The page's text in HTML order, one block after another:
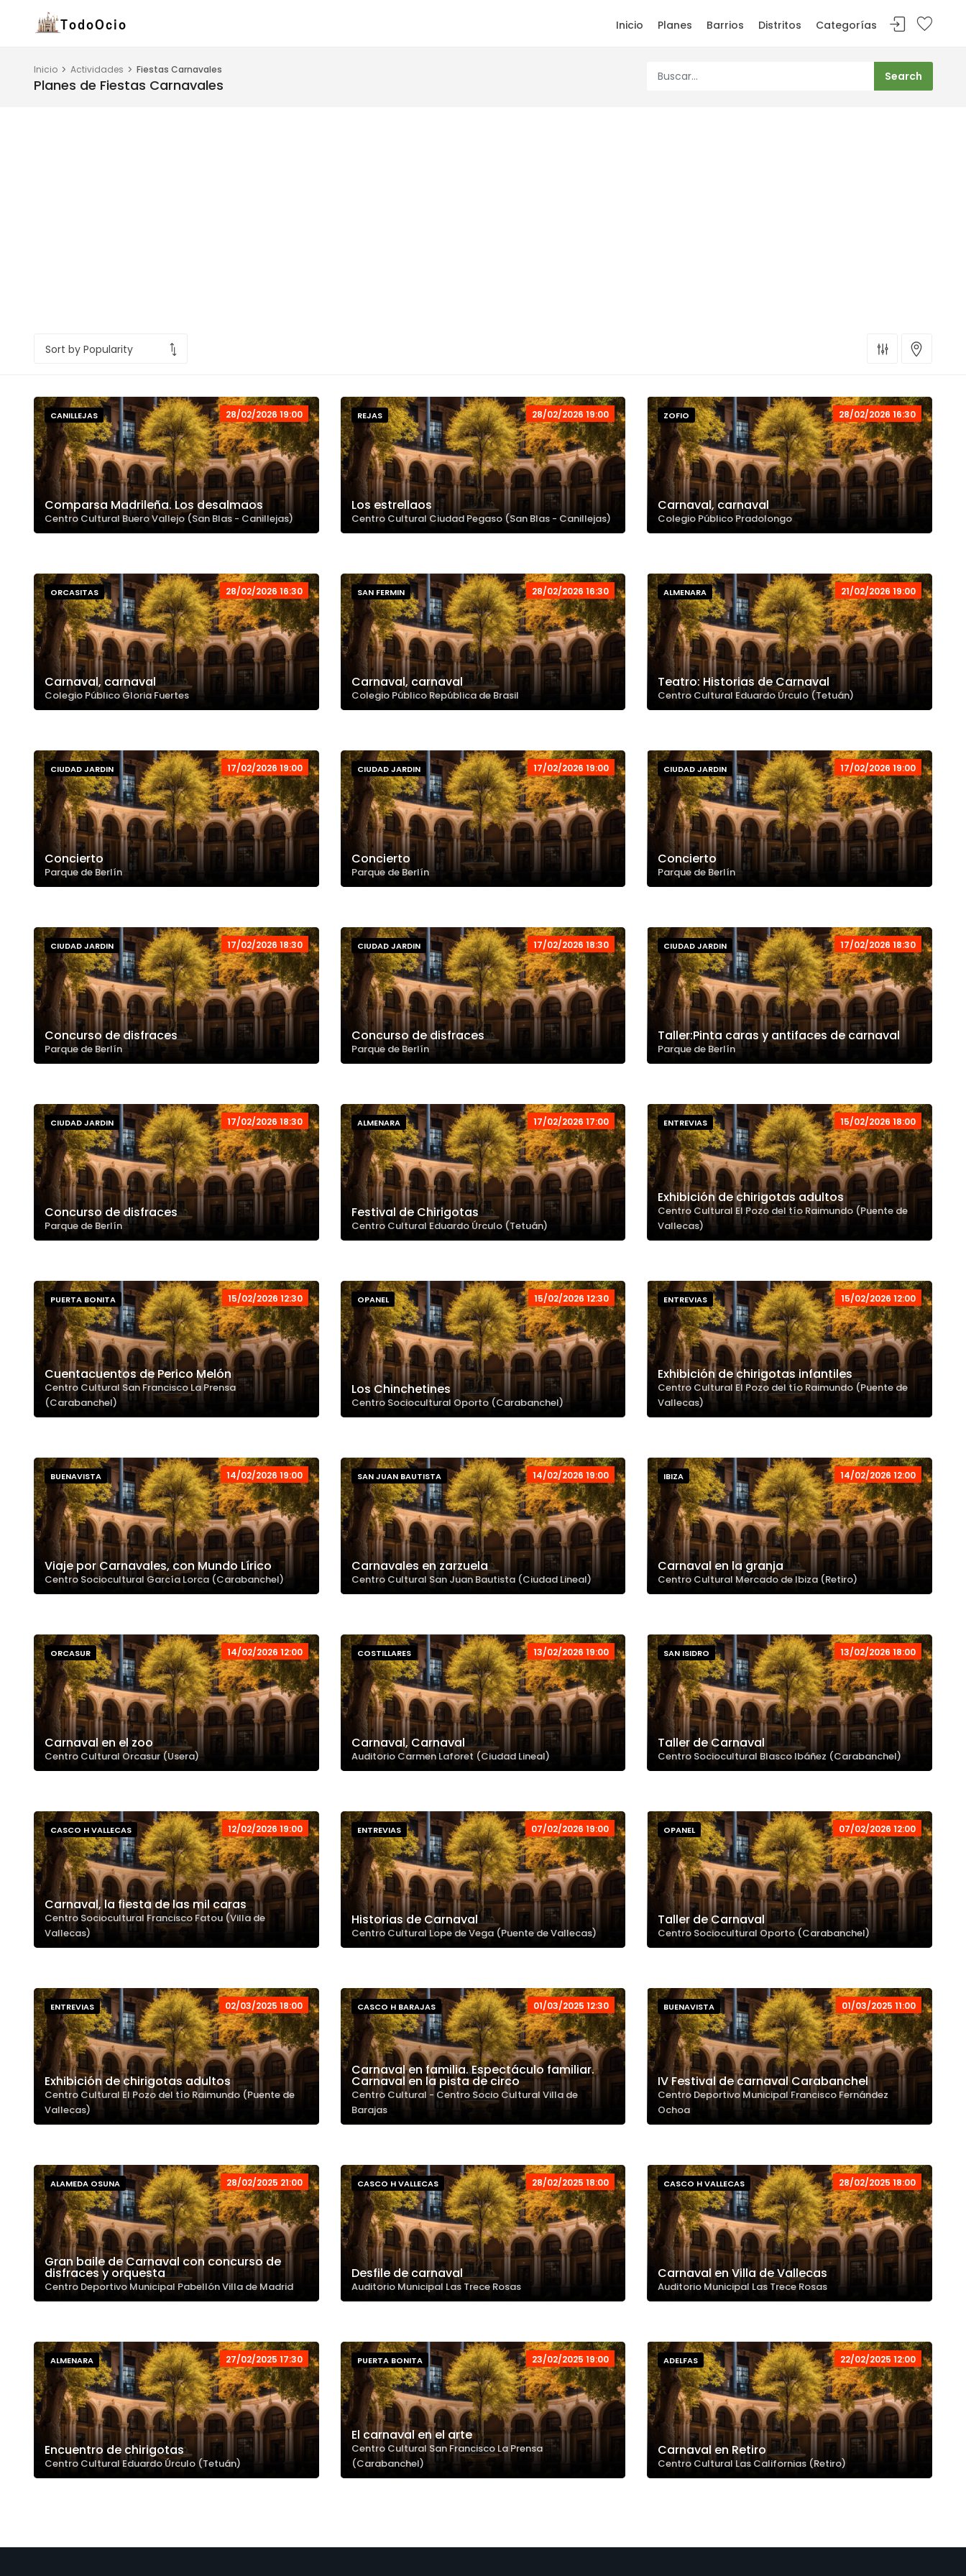
Inicio Planes Barrios Distritos Categorías
Inicio Actividades Fiestas Carnavales
Planes de Fiestas Carnavales
28/02/2026 19:00
CANILLEJAS
Comparsa Madrileña. Los desalmaos
Centro Cultural Buero Vallejo (San Blas - Canillejas)
28/02/2026 19:00
REJAS
Los estrellaos
Centro Cultural Ciudad Pegaso (San Blas - Canillejas)
28/02/2026 16:30
ZOFIO
Carnaval, carnaval
Colegio Público Pradolongo
28/02/2026 16:30
ORCASITAS
Carnaval, carnaval
Colegio Público Gloria Fuertes
28/02/2026 16:30
SAN FERMIN
Carnaval, carnaval
Colegio Público República de Brasil
21/02/2026 19:00
ALMENARA
Teatro: Historias de Carnaval
Centro Cultural Eduardo Úrculo (Tetuán)
17/02/2026 19:00
CIUDAD JARDIN
Concierto
Parque de Berlín
17/02/2026 19:00
CIUDAD JARDIN
Concierto
Parque de Berlín
17/02/2026 19:00
CIUDAD JARDIN
Concierto
Parque de Berlín
17/02/2026 18:30
CIUDAD JARDIN
Concurso de disfraces
Parque de Berlín
17/02/2026 18:30
CIUDAD JARDIN
Concurso de disfraces
Parque de Berlín
17/02/2026 18:30
CIUDAD JARDIN
Taller:Pinta caras y antifaces de carnaval
Parque de Berlín
17/02/2026 18:30
CIUDAD JARDIN
Concurso de disfraces
Parque de Berlín
17/02/2026 17:00
ALMENARA
Festival de Chirigotas
Centro Cultural Eduardo Úrculo (Tetuán)
15/02/2026 18:00
ENTREVIAS
Exhibición de chirigotas adultos
Centro Cultural El Pozo del tío Raimundo (Puente de
Vallecas)
15/02/2026 12:30
PUERTA BONITA
Cuentacuentos de Perico Melón
Centro Cultural San Francisco La Prensa
(Carabanchel)
15/02/2026 12:30
OPANEL
Los Chinchetines
Centro Sociocultural Oporto (Carabanchel)
15/02/2026 12:00
ENTREVIAS
Exhibición de chirigotas infantiles
Centro Cultural El Pozo del tío Raimundo (Puente de
Vallecas)
14/02/2026 19:00
BUENAVISTA
Viaje por Carnavales, con Mundo Lírico
Centro Sociocultural García Lorca (Carabanchel)
14/02/2026 19:00
SAN JUAN BAUTISTA
Carnavales en zarzuela
Centro Cultural San Juan Bautista (Ciudad Lineal)
14/02/2026 12:00
IBIZA
Carnaval en la granja
Centro Cultural Mercado de Ibiza (Retiro)
14/02/2026 12:00
ORCASUR
Carnaval en el zoo
Centro Cultural Orcasur (Usera)
13/02/2026 19:00
COSTILLARES
Carnaval, Carnaval
Auditorio Carmen Laforet (Ciudad Lineal)
13/02/2026 18:00
SAN ISIDRO
Taller de Carnaval
Centro Sociocultural Blasco Ibáñez (Carabanchel)
12/02/2026 19:00
CASCO H VALLECAS
Carnaval, la fiesta de las mil caras
Centro Sociocultural Francisco Fatou (Villa de
Vallecas)
07/02/2026 19:00
ENTREVIAS
Historias de Carnaval
Centro Cultural Lope de Vega (Puente de Vallecas)
07/02/2026 12:00
OPANEL
Taller de Carnaval
Centro Sociocultural Oporto (Carabanchel)
02/03/2025 18:00
ENTREVIAS
Exhibición de chirigotas adultos
Centro Cultural El Pozo del tío Raimundo (Puente de
Vallecas)
01/03/2025 12:30
CASCO H BARAJAS
Carnaval en familia. Espectáculo familiar.
Carnaval en la pista de circo
Centro Cultural - Centro Socio Cultural Villa de
Barajas
01/03/2025 11:00
BUENAVISTA
IV Festival de carnaval Carabanchel
Centro Deportivo Municipal Francisco Fernández
Ochoa
28/02/2025 21:00
ALAMEDA OSUNA
Gran baile de Carnaval con concurso de
disfraces y orquesta
Centro Deportivo Municipal Pabellón Villa de Madrid
28/02/2025 18:00
CASCO H VALLECAS
Desfile de carnaval
Auditorio Municipal Las Trece Rosas
28/02/2025 18:00
CASCO H VALLECAS
Carnaval en Villa de Vallecas
Auditorio Municipal Las Trece Rosas
27/02/2025 17:30
ALMENARA
Encuentro de chirigotas
Centro Cultural Eduardo Úrculo (Tetuán)
23/02/2025 19:00
PUERTA BONITA
El carnaval en el arte
Centro Cultural San Francisco La Prensa
(Carabanchel)
22/02/2025 12:00
ADELFAS
Carnaval en Retiro
Centro Cultural Las Californias (Retiro)